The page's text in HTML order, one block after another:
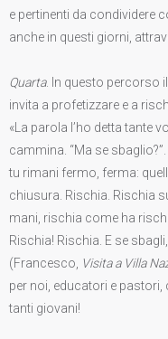
e pertinenti da condividere
anche in questi giorni,
Quarta. In questo percorso
invita a profetizzare e a
«La parola l’ho detta tante
cammina. “Ma se
tu rimani fermo, ferma:
chiusura. Rischia. Rischia
mani, rischia come ha
Rischia! Rischia. E se
(Francesco, Visita a Villa
per noi, educatori e
tanti giovani!